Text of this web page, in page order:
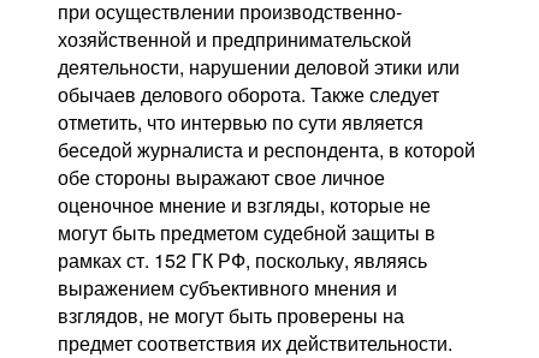
при осуществлении производственно-
хозяйственной и предпринимательской
деятельности, нарушении деловой этики или
обычаев делового оборота. Также следует
отметить, что интервью по сути является
беседой журналиста и респондента, в которой
обе стороны выражают свое личное
оценочное мнение и взгляды, которые не
могут быть предметом судебной защиты в
рамках ст. 152 ГК РФ, поскольку, являясь
выражением субъективного мнения и
взглядов, не могут быть проверены на
предмет соответствия их действительности.